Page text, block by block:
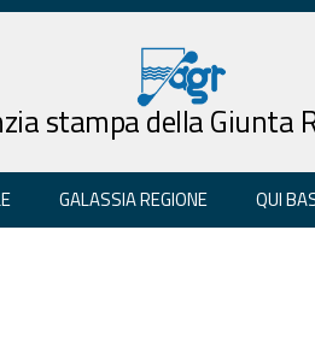
stampa della Giunta
GALASSIA REGIONE QUI